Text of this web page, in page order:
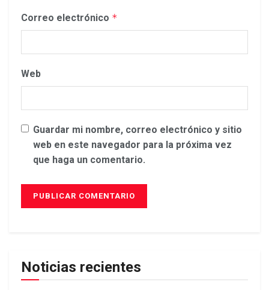
Correo electrónico *
Web
Guardar mi nombre, correo electrónico y sitio
web en este navegador para la próxima vez
que haga un comentario.
Noticias recientes